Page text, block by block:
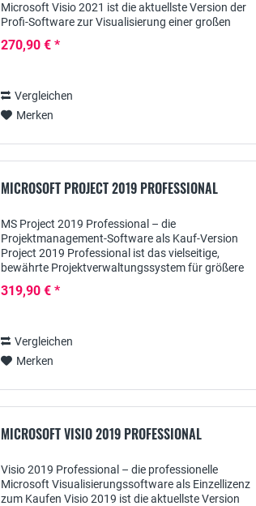
Microsoft Visio 2021 ist die aktuellste Version der
Profi-Software zur Visualisierung einer großen
270,90 € *
Vergleichen
Merken
MICROSOFT PROJECT 2019 PROFESSIONAL
MS Project 2019 Professional – die
Projektmanagement-Software als Kauf-Version
Project 2019 Professional ist das vielseitige,
bewährte Projektverwaltungssystem für größere
eine Vielzahl von...
319,90 € *
Vergleichen
Merken
MICROSOFT VISIO 2019 PROFESSIONAL
Visio 2019 Professional – die professionelle
Microsoft Visualisierungssoftware als Einzellizenz
zum Kaufen Visio 2019 ist die aktuellste Version